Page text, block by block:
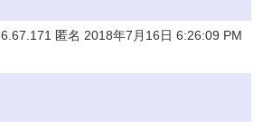
匿名 2018年7月16日 6:26:09 PM